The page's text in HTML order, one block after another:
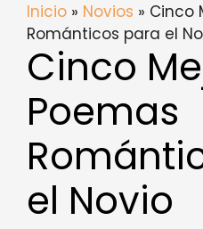
Inicio » Novios » Cinco
Románticos para el
Cinco
Poemas
el Novio